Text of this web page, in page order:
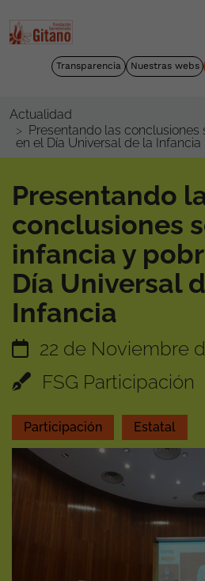
Transparencia Nuestras webs
Actualidad
Presentando las
en el Día Universal de la Infancia
Presentando
conclusiones
infancia y
Día Universal
Infancia
22 de Noviembre
FSG Participación
Participación Estatal